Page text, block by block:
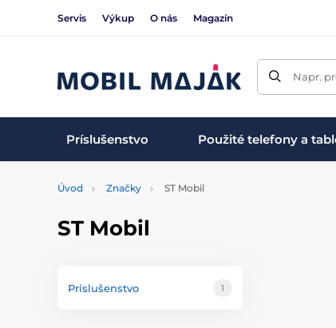
Servis Výkup O nás Magazín
Napr.
Príslušenstvo Použité telefony a
Úvod Značky ST Mobil
ST Mobil
Príslušenstvo 1